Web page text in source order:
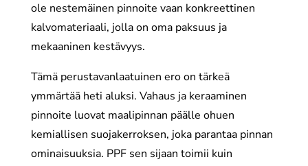
ole nestemäinen pinnoite vaan konkreettinen
kalvomateriaali, jolla on oma paksuus ja
mekaaninen kestävyys.
Tämä perustavanlaatuinen ero on tärkeä
ymmärtää heti aluksi. Vahaus ja keraaminen
pinnoite luovat maalipinnan päälle ohuen
kemiallisen suojakerroksen, joka parantaa pinnan
ominaisuuksia. PPF sen sijaan toimii kuin